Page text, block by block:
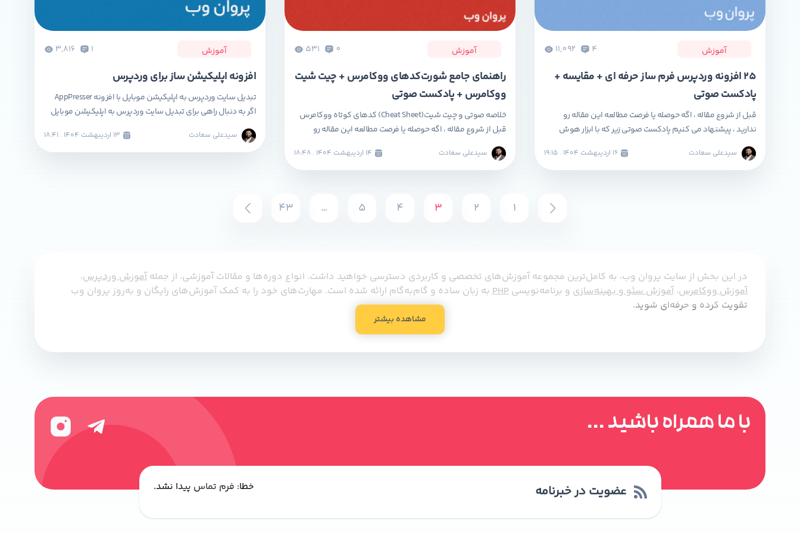
آموزش 4
11,092
25 افزونه وردپرس فرم ساز حرفه ای + مقایسه +
پادکست صوتی
قبل از شروع مقاله ، اگه حوصله یا فرصت مطالعه این مقاله رو
ندارید ، پیشنهاد می کنیم پادکست صوتی زیر که با ابزار هوش
وب تولید شده است ، گوش کنید. اگر به دنبال ایجاد فرم تماس یا
ثبت‌نام در سایت وردپرس خود هستید، احتمالاً […]
سیدعلی سعادت
آموزش 0
531
راهنمای جامع شورت‌کدهای ووکامرس + چیت شیت
ووکامرس + پادکست صوتی
خلاصه صوتی و چیت شیت(Cheat Sheet) کدهای کوتاه ووکامرس
قبل از شروع مقاله ، اگه حوصله یا فرصت مطالعه این مقاله رو
ندارید ، پیشنهاد می کنیم پادکست صوتی زیر که با ابزار هوش
مصنوعی (گوگل notebooklm ) به زبان فارسی توسط تیم پروان
وب تولید شده است ، گوش کنید. جدول راهنمای کامل کدهای […]
سیدعلی سعادت
آموزش 1
3,816
افزونه اپلیکیشن ساز برای وردپرس
تبدیل سایت وردپرس به اپلیکیشن موبایل با افزونه AppPresser
اگر به دنبال راهی برای تبدیل سایت وردپرس به اپلیکیشن موبایل
است. این افزونه یکی از محبوب‌ترین ابزارها برای تبدیل سایت
وردپرسی به اپلیکیشن است و به شما کمک می‌کند تا یک
سیدعلی سعادت
1
2
3
4
5
…
43
در این بخش از سایت پروان وب، به کامل‌ترین مجموعه آموزش‌های تخصصی و کاربردی دسترسی خواهید داشت. انواع دوره‌ها و مقالات آموزشی، از جملهآموزش وردپرس،
آموزش ووکامرس،آموزش سئو و بهینه‌سازی و برنامه‌نویسی PHP به زبان ساده و گام‌به‌گام ارائه شده است. مهارت‌های خود را به کمک آموزش‌های رایگان و به‌روز پروان وب
تقویت کرده و حرفه‌ای شوید.
مشاهده بیشتر
با ما همراه باشید ...
عضویت در خبرنامه خطا: فرم تماس پیدا نشد.